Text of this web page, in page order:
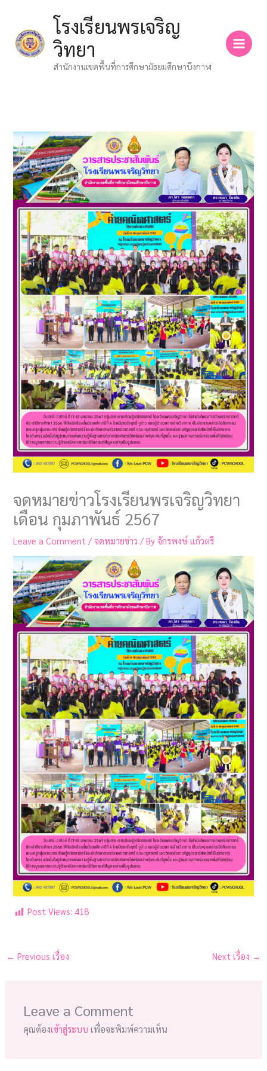
content
โรงเรียนพรเจริญ
วิทยา
สำนักงานเขตพื้นที่การศึกษามัธยมศึกษาบึงกาฬ
จดหมายข่าวโรงเรียนพรเจริญวิทยา
เดือน กุมภาพันธ์ 2567
Leave a Comment / จดหมายข่าว / By จักรพงษ์ แก้วตรี
Post Views: 418
← Previous เรื่อง Next เรื่อง →
Leave a Comment
คุณต้องเข้าสู่ระบบ เพื่อจะพิมพ์ความเห็น